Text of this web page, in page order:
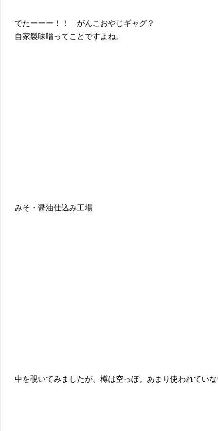
でたーーー！！ がんこおやじギャグ？
自家製味噌ってことですよね。
みそ・醤油仕込み工場
中を覗いてみましたが、樽は空っぽ。あまり使われてい